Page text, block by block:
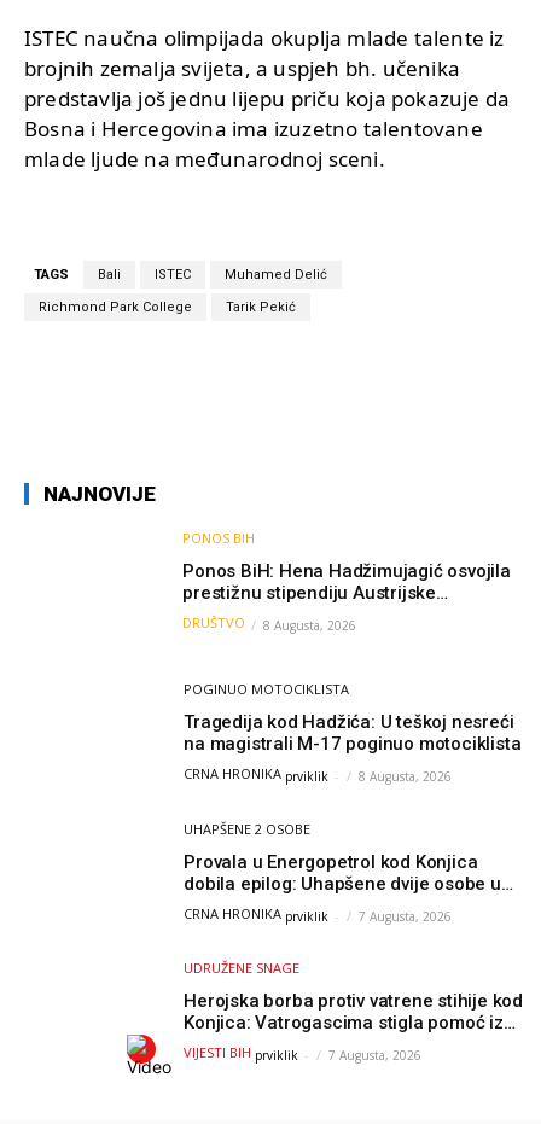
ISTEC naučna olimpijada okuplja mlade talente iz
brojnih zemalja svijeta, a uspjeh bh. učenika
predstavlja još jednu lijepu priču koja pokazuje da
Bosna i Hercegovina ima izuzetno talentovane
mlade ljude na međunarodnoj sceni.
TAGS Bali ISTEC Muhamed Delić
Richmond Park College Tarik Pekić
NAJNOVIJE
PONOS BIH
Ponos BiH: Hena Hadžimujagić osvojila
prestižnu stipendiju Austrijske
akademije nauka, njeno istraživanje
moglo bi pomoći djeci širom svijeta
DRUŠTVO 8 Augusta, 2026
POGINUO MOTOCIKLISTA
Tragedija kod Hadžića: U teškoj nesreći
na magistrali M-17 poginuo motociklista
CRNA HRONIKA prviklik - 8 Augusta, 2026
UHAPŠENE 2 OSOBE
Provala u Energopetrol kod Konjica
dobila epilog: Uhapšene dvije osobe u
Čapljini i Jablanici
CRNA HRONIKA prviklik - 7 Augusta, 2026
UDRUŽENE SNAGE
Herojska borba protiv vatrene stihije kod
Konjica: Vatrogascima stigla pomoć iz
Sarajeva, helikopteri i Air Tractori
udružili snage
VIJESTI BIH prviklik - 7 Augusta, 2026